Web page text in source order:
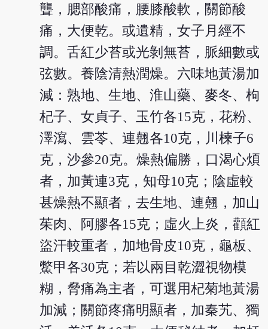
聾，腮部酸痛，腰膝酸軟，關節酸
痛，大便乾。或遺精，女子月經不
調。舌紅少苔或光剝無苔，脈細數或
弦數。養陰清熱潤燥。六味地黃湯加
減：熟地、生地、淮山藥、麥冬、枸
杞子、女貞子、玉竹各15克，花粉、
澤瀉、雲苓、連翹各10克，川楝子6
克，沙參20克。燥熱偏勝，口渴心煩
者，加黃連3克，知母10克；陰虛較
甚燥熱不顯者，去生地、連翹，加山
茱肉、阿膠各15克；虛火上炎，顴紅
盜汗較重者，加地骨皮10克，龜板、
鱉甲各30克；若以兩目乾澀視物模
糊，脅痛為主者，可選用杞菊地黃湯
加減；關節疼痛明顯者，加秦艽、獨